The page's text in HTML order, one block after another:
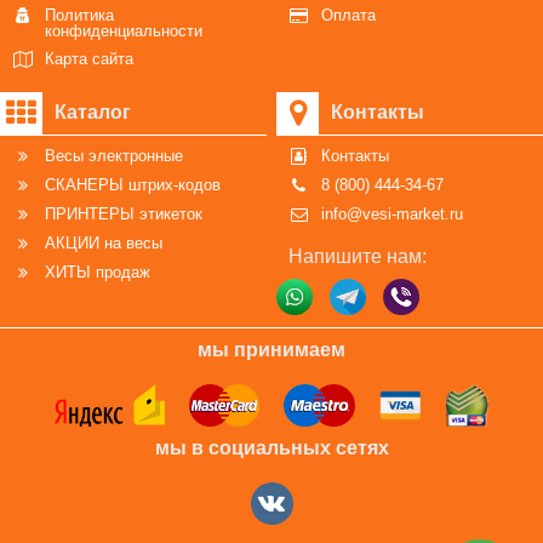
Политика
конфиденциальности
Карта сайта
Оплата
Каталог
Весы электронные
СКАНЕРЫ штрих-кодов
ПРИНТЕРЫ этикеток
АКЦИИ на весы
ХИТЫ продаж
Контакты
Контакты
8 (800) 444-34-67
info@vesi-market.ru
Напишите нам:
мы принимаем
мы в социальных сетях